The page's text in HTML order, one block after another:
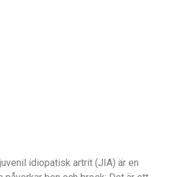
idiopatisk artrit (JIA) är en